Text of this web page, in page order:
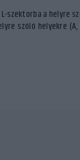
szektorba a helyre
szóló helyekre